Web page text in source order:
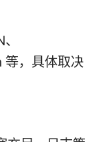
，具体取决